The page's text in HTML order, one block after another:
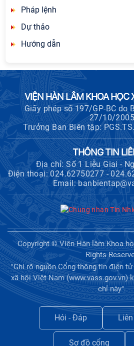
Pháp lệnh
Dự thảo
Hướng dẫn
VIỆN HÀN LÂM KHOA HỌC
Giấy phép số 197/GP-BC do
27/10/2005
Trưởng Ban Biên tập:
THÔNG TIN
Địa chỉ: Số 1 Liễu Giai -
Điện thoại: 024.62750277 -
Email:
Copyright © Viện Hàn lâm Khoa
Rights
"Ghi rõ nguồn Cổng thông tin điện
xã hội Việt Nam (www.vass.gov.vn)
chỉ này".
Hỏi - Đáp Liên
Sơ đồ cổng